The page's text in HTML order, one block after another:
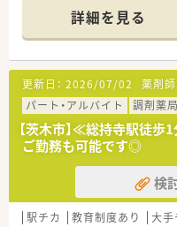
つけ提供できるか」そ
合い、医療に関するさ
健康をあらゆる面から
■従業員が働きやすい
す。年齢層は30～50代
かりです！
■代表は50代の女性。
人気の社長様です！
＼ コンサルタントお
■長期就業されている
いながらお仕事をさ
薬局！
■「一人に無理をさせず
詳細を見る
更新日： 2026/07/02 薬剤師
パート・アルバイト
調剤薬局
【茨木市】≪総持寺駅徒
ご勤務も可能です◎
検
駅チカ 教育制度あり 大手